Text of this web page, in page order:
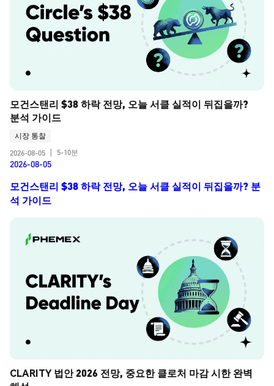
모건스탠리 $38 하락 전망, 오늘 서클 실적이 뒤집을까?
분석 가이드
시장 통찰
2026-08-05
5-10분
2026-08-05
모건스탠리 $38 하락 전망, 오늘 서클 실적이 뒤집을까? 분
석 가이드
CLARITY 법안 2026 전망, 중요한 클로처 마감 시한 완벽